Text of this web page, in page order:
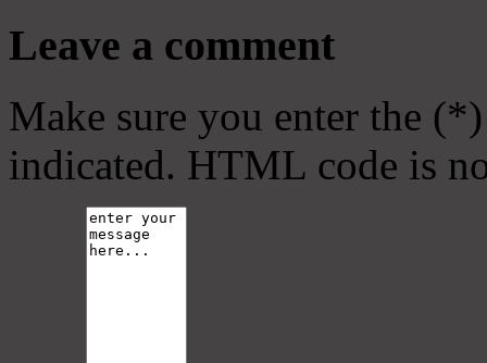
Leave a comment
Make sure you enter the
indicated. HTML code is